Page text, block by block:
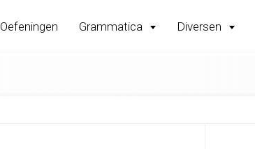
Oefeningen Grammatica Diversen